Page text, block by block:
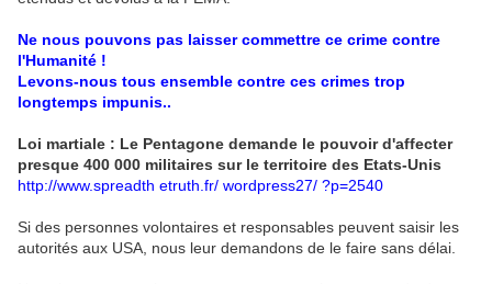
Ne nous pouvons pas laisser commettre ce crime contre
l'Humanité !
Levons-nous tous ensemble contre ces crimes trop
longtemps impunis..
Loi martiale : Le Pentagone demande le pouvoir d'affecter
presque 400 000 militaires sur le territoire des Etats-Unis
http://www.spreadth etruth.fr/ wordpress27/ ?p=2540
Si des personnes volontaires et responsables peuvent saisir les
autorités aux USA, nous leur demandons de le faire sans délai.